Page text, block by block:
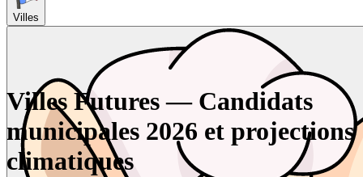
Villes
Villes Futures — Candidats
municipales 2026 et projections
climatiques